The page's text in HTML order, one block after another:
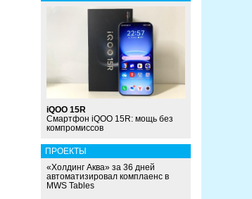
iQOO 15R
Смартфон iQOO 15R: мощь без
компромиссов
ПРОЕКТЫ
«Холдинг Аква» за 36 дней
автоматизировал комплаенс в
MWS Tables